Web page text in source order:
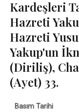
Kardeşleri
Hazreti
Hazreti
Yakup'un
(Diriliş),
(Ayet) 33.
Basım Tarihi